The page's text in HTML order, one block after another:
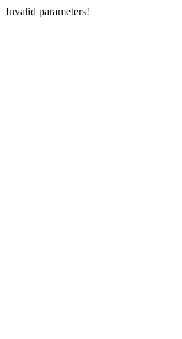
Invalid parameters!